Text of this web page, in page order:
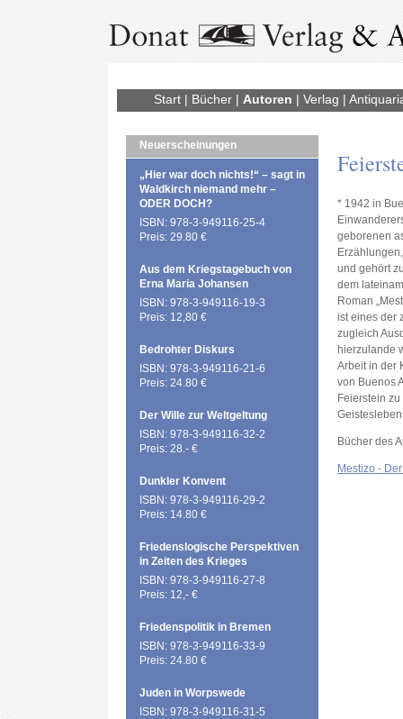
Start| Bücher| Autoren | Verlag |
Neuerscheinungen
„Hier war doch nichts!“ – sagt in
Waldkirch niemand mehr –
ODER DOCH?
ISBN: 978-3-949116-25-4
Preis: 29.80 €
Aus dem Kriegstagebuch von
Erna Maria Johansen
ISBN: 978-3-949116-19-3
Preis: 12,80 €
Bedrohter Diskurs
ISBN: 978-3-949116-21-6
Preis: 24.80 €
Der Wille zur Weltgeltung
ISBN: 978-3-949116-32-2
Preis: 28.- €
Dunkler Konvent
ISBN: 978-3-949116-29-2
Preis: 14.80 €
Friedenslogische Perspektiven
in Zeiten des Krieges
ISBN: 978-3-949116-27-8
Preis: 12,- €
Friedenspolitik in Bremen
ISBN: 978-3-949116-33-9
Preis: 24.80 €
Juden in Worpswede
ISBN: 978-3-949116-31-5
* 1942 in
geborenen
und gehört
dem
Roman
ist eines der
zugleich
hierzulande
Arbeit in der
von Buenos
Feierstein
Bücher des
Mestizo -